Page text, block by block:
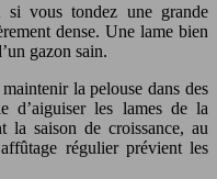
vous tondez une grande
dense. Une lame bien
gazon sain.
la pelouse dans des
d’aiguiser les lames de la
la saison de croissance, au
régulier prévient les